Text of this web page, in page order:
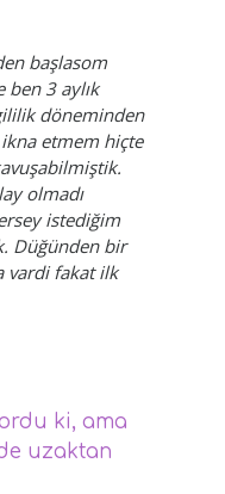
başlasom
ben 3 aylık
döneminden
etmem hiçte
olmadı
istediğim
Düğünden bir
vardi fakat ilk
ki, ama
uzaktan